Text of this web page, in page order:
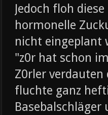
Jedoch floh
hormonelle
nicht eingeplant
"z0r hat schon
Z0rler
fluchte ganz